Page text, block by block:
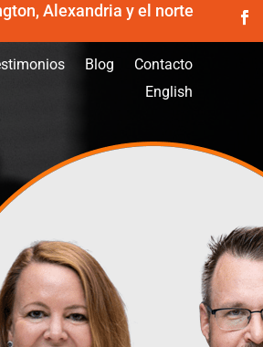
Alexandria y el norte
Blog
Contacto
English